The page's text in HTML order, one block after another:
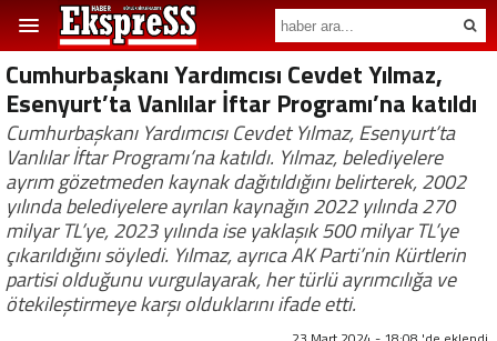
Cumhurbaşkanı Yardımcısı Cevdet Yılmaz,
Esenyurt’ta Vanlılar İftar Programı’na katıldı
Cumhurbaşkanı Yardımcısı Cevdet Yılmaz, Esenyurt’ta
Vanlılar İftar Programı’na katıldı. Yılmaz, belediyelere
ayrım gözetmeden kaynak dağıtıldığını belirterek, 2002
yılında belediyelere ayrılan kaynağın 2022 yılında 270
milyar TL’ye, 2023 yılında ise yaklaşık 500 milyar TL’ye
çıkarıldığını söyledi. Yılmaz, ayrıca AK Parti’nin Kürtlerin
partisi olduğunu vurgulayarak, her türlü ayrımcılığa ve
ötekileştirmeye karşı olduklarını ifade etti.